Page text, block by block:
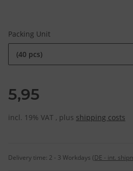
Packing Unit
(40 pcs)
5,95
incl. 19% VAT , plus shipping costs
Delivery time: 2 - 3 Workdays (DE - int.